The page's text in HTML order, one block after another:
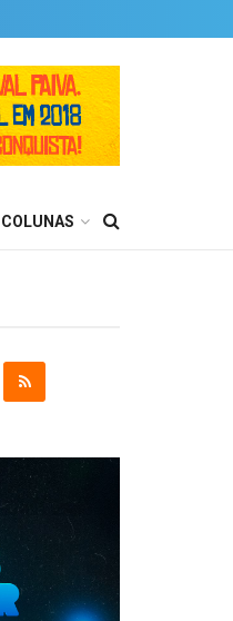
COLUNAS